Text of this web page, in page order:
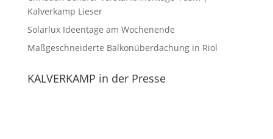
Kalverkamp Lieser
Solarlux Ideentage am Wochenende
Maßgeschneiderte Balkonüberdachung in Riol
KALVERKAMP in der Presse